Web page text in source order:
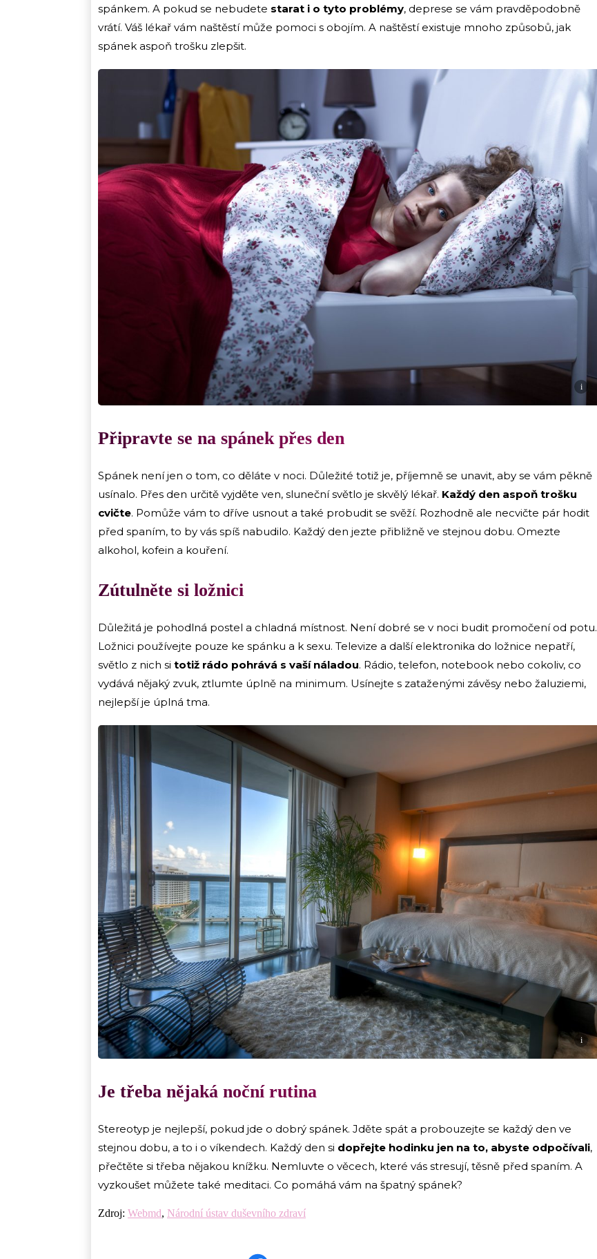
spánkem. A pokud se nebudete starat i o tyto problémy, deprese se vám pravděpodobně
vrátí. Váš lékař vám naštěstí může pomoci s obojím. A naštěstí existuje mnoho způsobů, jak
spánek aspoň trošku zlepšit.
i
Připravte se na spánek přes den
Spánek není jen o tom, co děláte v noci. Důležité totiž je, příjemně se unavit, aby se vám pěkně
usínalo. Přes den určitě vyjděte ven, sluneční světlo je skvělý lékař. Každý den aspoň trošku
cvičte. Pomůže vám to dříve usnout a také probudit se svěží. Rozhodně ale necvičte pár hodit
před spaním, to by vás spíš nabudilo. Každý den jezte přibližně ve stejnou dobu. Omezte
alkohol, kofein a kouření.
Zútulněte si ložnici
Důležitá je pohodlná postel a chladná místnost. Není dobré se v noci budit promočení od potu.
Ložnici používejte pouze ke spánku a k sexu. Televize a další elektronika do ložnice nepatří,
světlo z nich si totiž rádo pohrává s vaší náladou. Rádio, telefon, notebook nebo cokoliv, co
vydává nějaký zvuk, ztlumte úplně na minimum. Usínejte s zataženými závěsy nebo žaluziemi,
nejlepší je úplná tma.
i
Je třeba nějaká noční rutina
Stereotyp je nejlepší, pokud jde o dobrý spánek. Jděte spát a probouzejte se každý den ve
stejnou dobu, a to i o víkendech. Každý den si dopřejte hodinku jen na to, abyste odpočívali,
přečtěte si třeba nějakou knížku. Nemluvte o věcech, které vás stresují, těsně před spaním. A
vyzkoušet můžete také meditaci. Co pomáhá vám na špatný spánek?
Zdroj: Webmd, Národní ústav duševního zdraví